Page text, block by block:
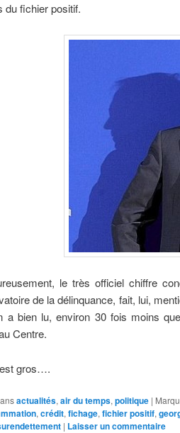
du fichier positif.
le très officiel chiffre
de la délinquance, fait, lui,
a bien lu, environ 30 fois moins
Centre.
gros….
actualités, air du temps, politique |
, crédit, fichage, fichier positif,
| Laisser un commentaire